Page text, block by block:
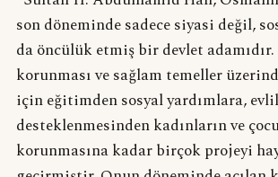
son döneminde sadece siyasi değil,
da öncülük etmiş bir devlet
korunması ve sağlam temeller
için eğitimden sosyal yardımlara,
desteklenmesinden kadınların ve
korunmasına kadar birçok projeyi